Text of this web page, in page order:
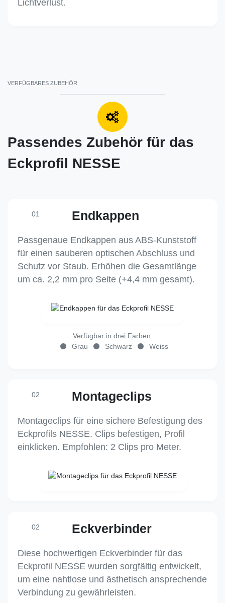
Lichtverlust.
VERFÜGBARES ZUBEHÖR
Passendes Zubehör für das
Eckprofil NESSE
01 Endkappen
Passgenaue Endkappen aus ABS-Kunststoff
für einen sauberen optischen Abschluss und
Schutz vor Staub. Erhöhen die Gesamtlänge
um ca. 2,2 mm pro Seite (+4,4 mm gesamt).
Verfügbar in drei Farben:
Grau
Schwarz Weiss
02 Montageclips
Montageclips für eine sichere Befestigung des
Eckprofils NESSE. Clips befestigen, Profil
einklicken. Empfohlen: 2 Clips pro Meter.
02 Eckverbinder
Diese hochwertigen Eckverbinder für das
Eckprofil NESSE wurden sorgfältig entwickelt,
um eine nahtlose und ästhetisch ansprechende
Verbindung zu gewährleisten.